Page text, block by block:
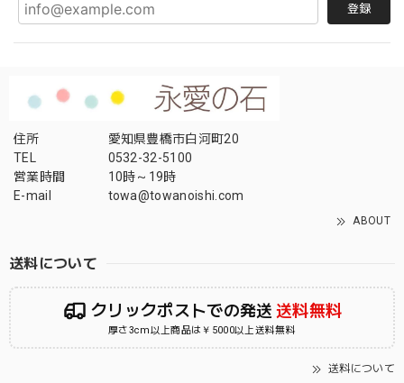
登録
住所
愛知県豊橋市白河町20
TEL
0532-32-5100
営業時間
10時～19時
E-mail
towa@towanoishi.com
ABOUT
送料について
クリックポストでの発送 送料無料
厚さ3cm以上商品は￥5000以上送料無料
送料について